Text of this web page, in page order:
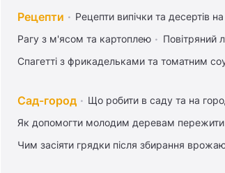
Рецепти Рецепти випічки та десертів
Рагу з м'ясом та картоплею
Повітряний
Спагетті з фрикадельками та томатним
Сад-город Що робити в саду та на
Як допомогти молодим деревам
Чим засіяти грядки після збирання